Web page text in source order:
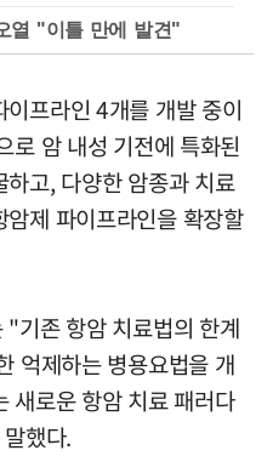
열 "이틀 만에 발견"
프라인 4개를 개발 중이
로 암 내성 기전에 특화된
고, 다양한 암종과 치료
제 파이프라인을 확장할
"기존 항암 치료법의 한계
억제하는 병용요법을 개
새로운 항암 치료 패러다
했다.